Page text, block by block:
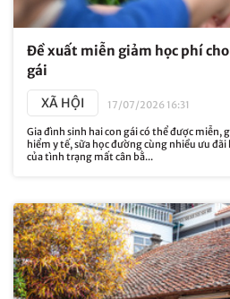
Đề xuất miễn giảm học phí
gái
XÃ HỘI 17/07/2026 16:31
Gia đình sinh hai con gái có thể được miễn,
hiểm y tế, sữa học đường cùng nhiều ưu
của tình trạng mất cân bằ...